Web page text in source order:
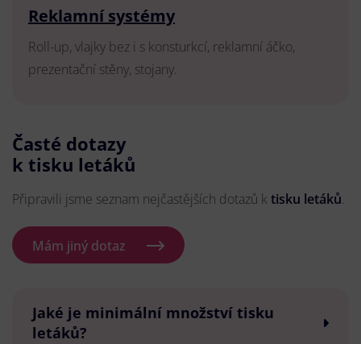
Reklamní systémy
Roll-up, vlajky bez i s konsturkcí, reklamní áčko,
prezentační stěny, stojany.
Časté dotazy
k tisku letáků
Připravili jsme seznam nejčastějších dotazů k tisku letáků.
Mám jiný dotaz
Jaké je minimální množství tisku
letáků?